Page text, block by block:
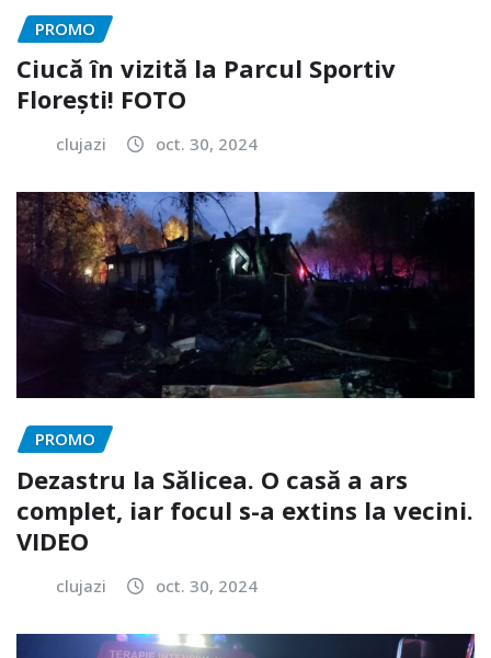
PROMO
Ciucă în vizită la Parcul Sportiv
Florești! FOTO
clujazi oct. 30, 2024
PROMO
Dezastru la Sălicea. O casă a ars
complet, iar focul s-a extins la vecini.
VIDEO
clujazi oct. 30, 2024